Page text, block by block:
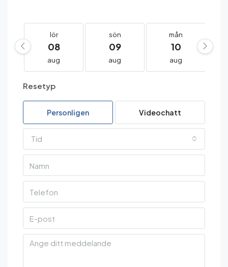
lör
08
aug
sön
09
aug
mån
10
aug
Resetyp
Personligen Videochatt
Tid